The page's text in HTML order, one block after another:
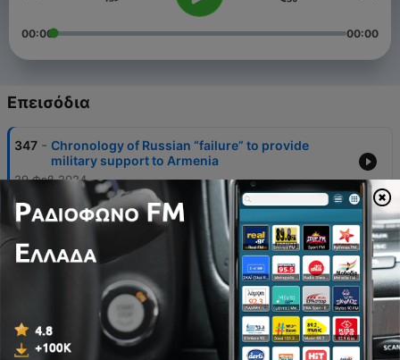
00:00 00:00
Επεισόδια
347 - Chronology of Russian “failure” to provide
military support to Armenia
29 Φεβ 2024
346 - Will Aliyev allow Armenia to exist?
What Pashinyan wants to do with Armenia
344 - Conversation With Professional Diplomat
29 Οκτ 2023